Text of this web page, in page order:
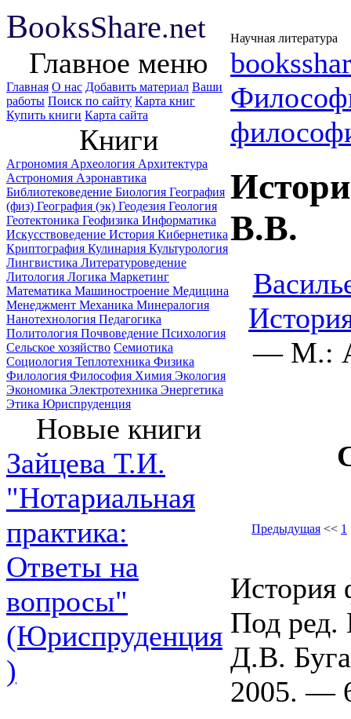
BooksShare.net Научная литература
Главное меню
Главная О нас Добавить материал Ваши
работы Поиск по сайту Карта книг
Купить книги Карта сайта
Книги
Агрономия Археология Архитектура
Астрономия Аэронавтика
Библиотековедение Биология География
(физ) География (эк) Геодезия Геология
Геотектоника Геофизика Информатика
Искусствоведение История Кибернетика
Криптография Кулинария Культурология
Лингвистика Литературоведение
Литология Логика Маркетинг
Математика Машиностроение Медицина
Менеджмент Механика Минералогия
Нанотехнология Педагогика
Политология Почвоведение Психология
Сельское хозяйство Семиотика
Социология Теплотехника Физика
Филология Философия Химия Экология
Экономика Электротехника Энергетика
Этика Юриспруденция
Новые книги
Зайцева Т.И.
"Нотариальная
практика:
Ответы на
вопросы"
(Юриспруденция
)
B.B.
— М.:
Предыдущая << 1
История
Под ред.
Д.В.
2005. —